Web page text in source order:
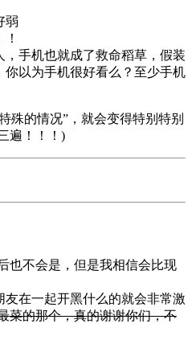
弱
手机也就成了救命稻草，假装
以为手机很好看么？至少手机
殊的情况”，就会变得特别特别
遍！！！)
也不会是，但是我相信会比现
在一起开黑什么的就会非常激
菜的那个，真的谢谢你们，不